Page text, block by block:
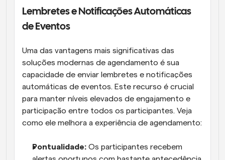
Lembretes e Notificações Automáticas
de Eventos
Uma das vantagens mais significativas das
soluções modernas de agendamento é sua
capacidade de enviar lembretes e notificações
automáticas de eventos. Este recurso é crucial
para manter níveis elevados de engajamento e
participação entre todos os participantes. Veja
como ele melhora a experiência de agendamento:
Pontualidade: Os participantes recebem